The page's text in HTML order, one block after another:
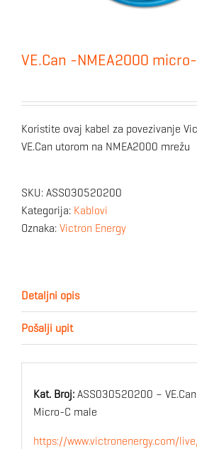
VE.Can -NMEA2000
Koristite ovaj kabel za povezivanje
VE.Can utorom na NMEA2000 mrežu
SKU: ASS030520200
Kategorija: Kablovi
Oznaka: Victron Energy
Detaljni opis
Pošalji upit
Kat. Broj: ASS030520200 –
Micro-C male
https://www.victronenergy.com/